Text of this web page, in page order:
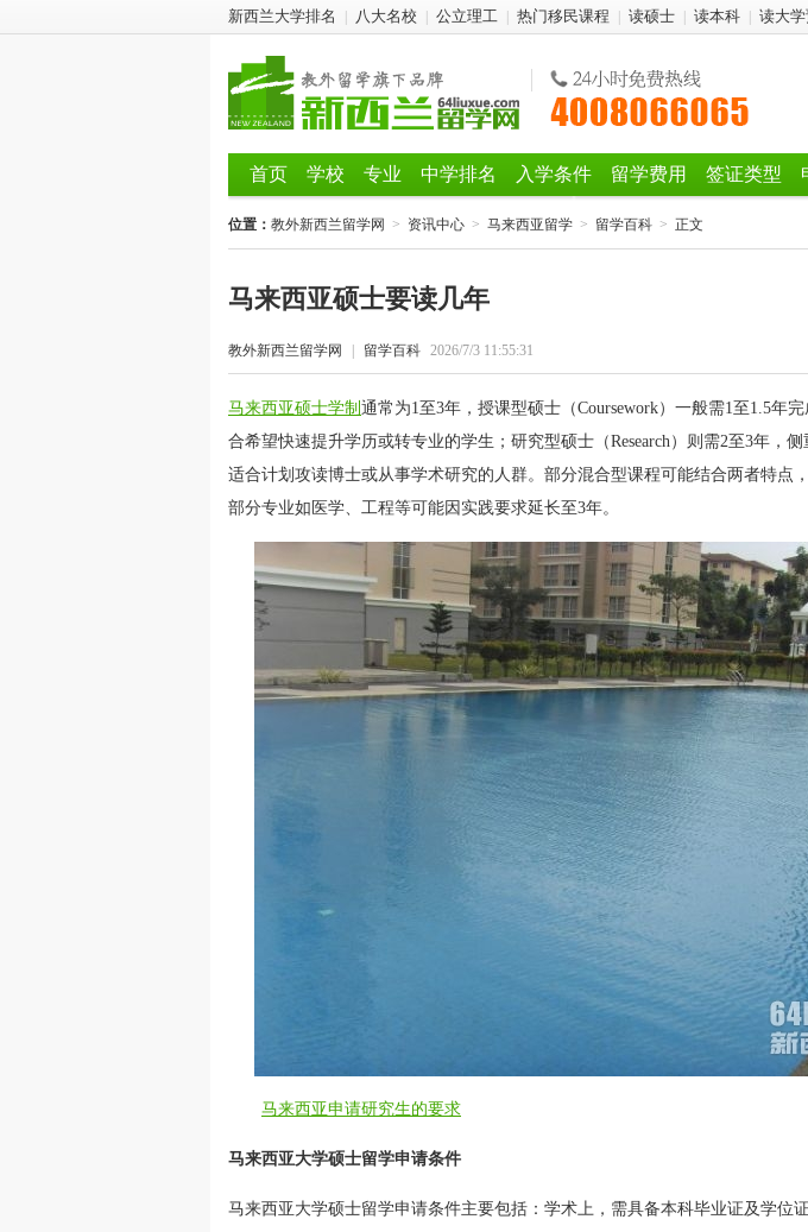
新西兰大学排名 八大名校 公立理工 热门移民课程 读硕士 读本科 读大
首页 学校 专业 中学排名 入学条件 留学费用 签证类型
位置： 教外新西兰留学网 > 资讯中心 > 马来西亚留学 > 留学百科 > 正文
马来西亚硕士要读几年
教外新西兰留学网 留学百科 2026/7/3 11:55:31
马来西亚硕士学制 通常为1至3年，授课型硕士（Coursework）一般需1至1.5年
合希望快速提升学历或转专业的学生；研究型硕士（Research）则需2至3年，侧
适合计划攻读博士或从事学术研究的人群。部分混合型课程可能结合两者特点
部分专业如医学、工程等可能因实践要求延长至3年。
马来西亚申请研究生的要求
马来西亚大学硕士留学申请条件
马来西亚大学硕士留学申请条件主要包括：学术上，需具备本科毕业证及学位